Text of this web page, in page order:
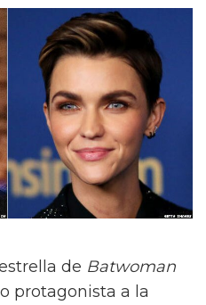
de Batwoman
protagonista a la